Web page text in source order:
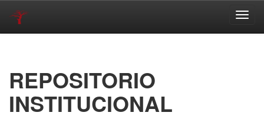
REPOSITORIO
INSTITUCIONAL